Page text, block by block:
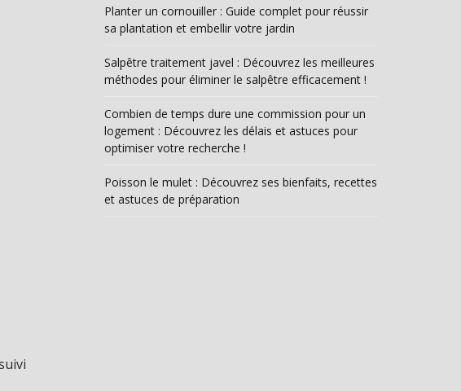
Planter un cornouiller : Guide complet pour réussir
sa plantation et embellir votre jardin
Salpêtre traitement javel : Découvrez les meilleures
méthodes pour éliminer le salpêtre efficacement !
Combien de temps dure une commission pour un
logement : Découvrez les délais et astuces pour
optimiser votre recherche !
Poisson le mulet : Découvrez ses bienfaits, recettes
et astuces de préparation